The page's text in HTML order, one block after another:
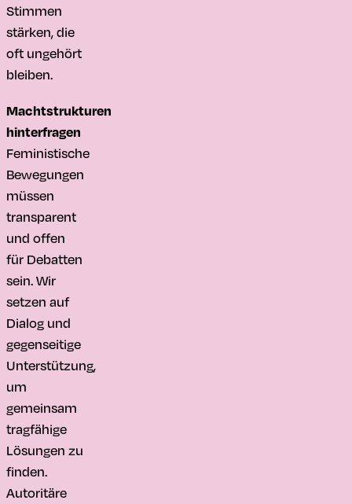
Stimmen
stärken, die
oft ungehört
bleiben.
Machtstrukturen
hinterfragen
Feministische
Bewegungen
müssen
transparent
und offen
für Debatten
sein. Wir
setzen auf
Dialog und
gegenseitige
Unterstützung,
um
gemeinsam
tragfähige
Lösungen zu
finden.
Autoritäre